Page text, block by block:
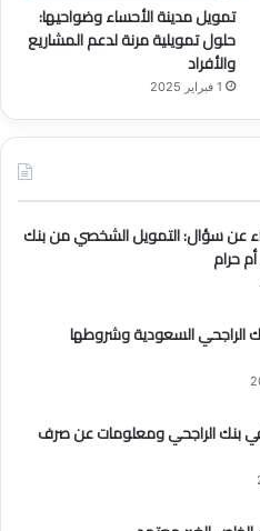
تمويل مدينة الأحساء وضواحيها:
حلول تمويلية مرنة لدعم المشاريع
والأفراد
1 فبراير 2025
عن سؤال: التمويل الشخصي من بنك
حرام
الراجحي السعودية وشروطها
في بنك الراجحي ومعلومات عن صرف